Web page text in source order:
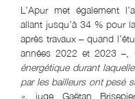
L’Apur met également
allant jusqu’à 34 % pour
après travaux – quand
années 2022 et 2023 –,
énergétique durant
par les bailleurs ont pesé
», juge Gaëtan